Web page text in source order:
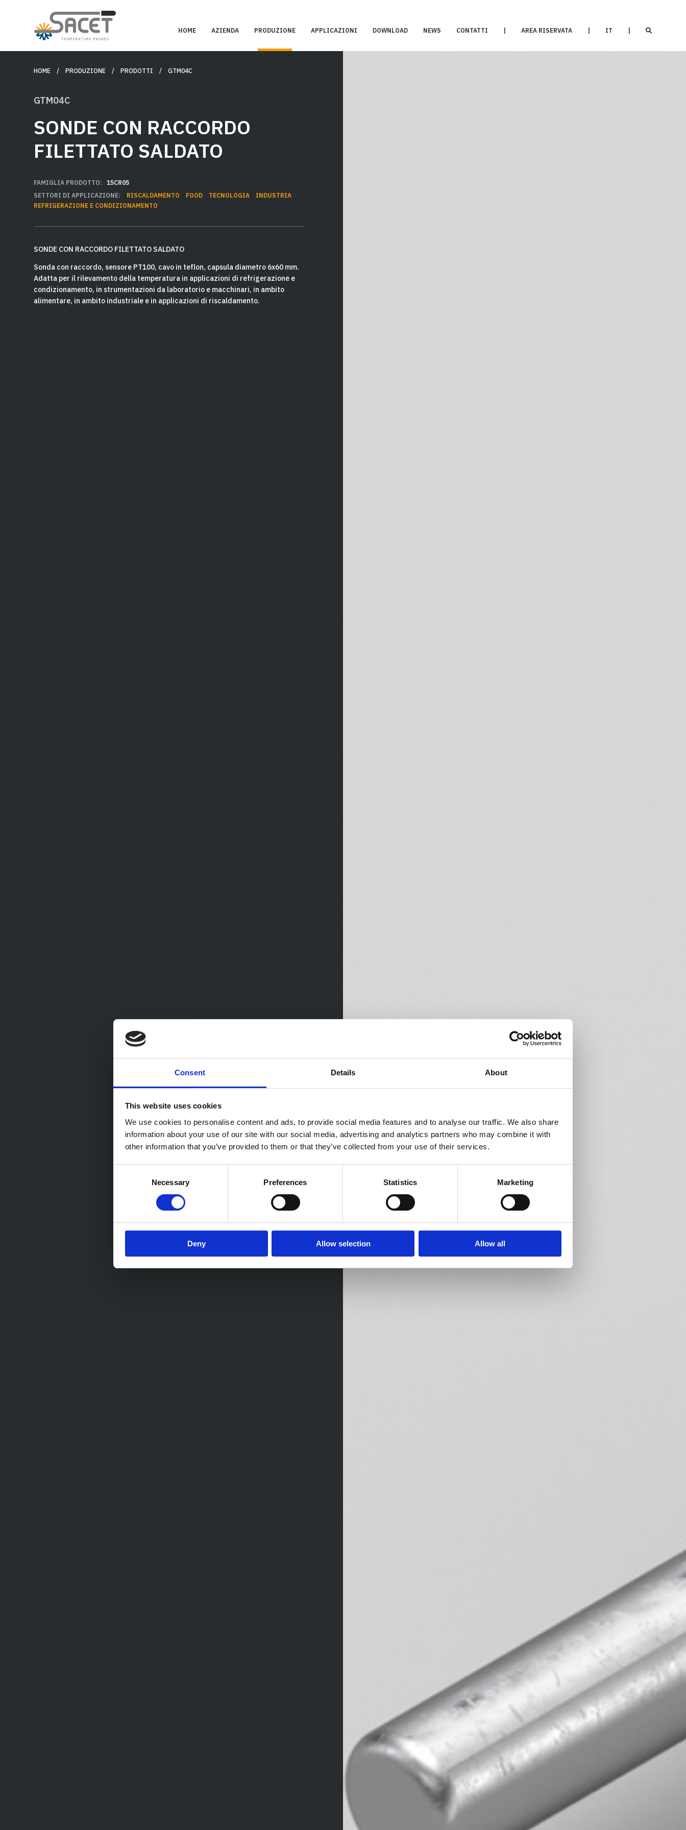
Consent Details About
This website uses cookies
We use cookies to personalise content and ads, to provide social media features and to analyse our traffic. We also share
information about your use of our site with our social media, advertising and analytics partners who may combine it with
other information that you’ve provided to them or that they’ve collected from your use of their services.
Necessary Preferences Statistics Marketing
Deny Allow selection Allow all
HOME AZIENDA PRODUZIONE APPLICAZIONI DOWNLOAD NEWS CONTATTI AREA RISERVATA IT
HOME / PRODUZIONE /PRODOTTI / GTM04C
GTM04C
SONDE CON RACCORDO
FILETTATO SALDATO
FAMIGLIA PRODOTTO:15CR05
SETTORI DI APPLICAZIONE: RISCALDAMENTO FOOD TECNOLOGIA
INDUSTRIA
REFRIGERAZIONE E CONDIZIONAMENTO
SONDE CON RACCORDO FILETTATO SALDATO
Sonda con raccordo, sensore PT100, cavo in teflon, capsula diametro 6x60 mm.
Adatta per il rilevamento della temperatura in applicazioni di refrigerazione e
condizionamento, in strumentazioni da laboratorio e macchinari, in ambito
alimentare, in ambito industriale e in applicazioni di riscaldamento.